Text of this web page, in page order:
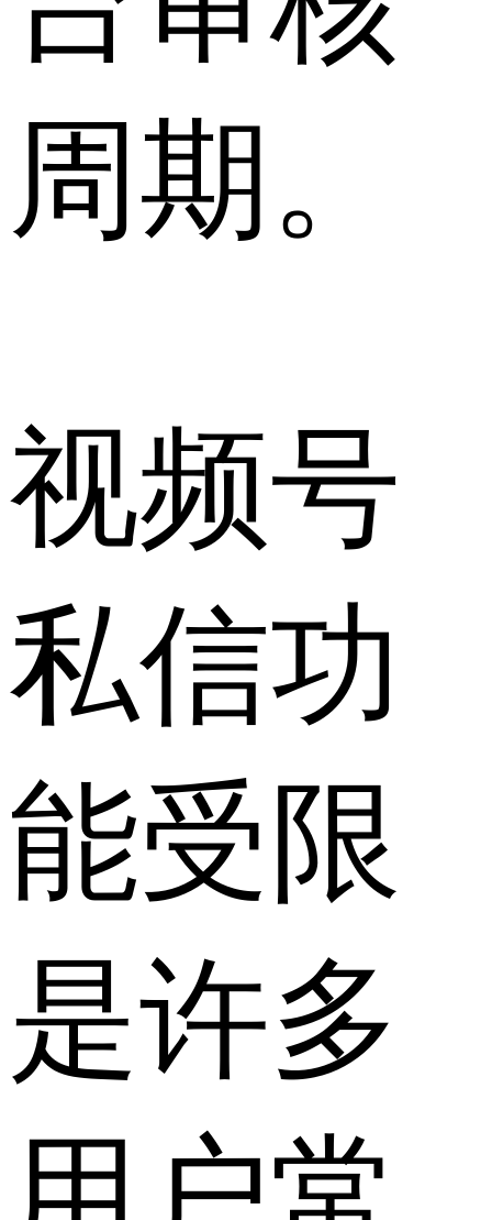
周期。
视频号
私信功
能受限
是许多